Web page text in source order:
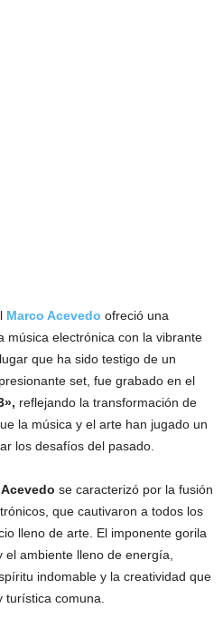
Marco Acevedo ofreció una
música electrónica con la vibrante
lugar que ha sido testigo de un
set, fue grabado en el
reflejando la transformación de
la música y el arte han jugado un
los desafíos del pasado.
se caracterizó por la fusión
que cautivaron a todos los
lleno de arte. El imponente gorila
ambiente lleno de energía,
indomable y la creatividad que
comuna.